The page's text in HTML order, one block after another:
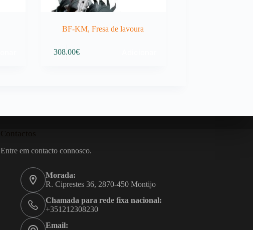
BF-KM, Fresa de lavoura
308.00€
Contactos
Entre em contacto connosco.
Morada:
R. Ciprestes 36, 2870-450 Montijo
Chamada para rede fixa nacional:
+351212308230
Email: